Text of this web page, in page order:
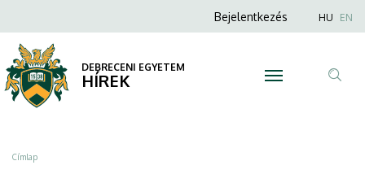
párbeszéd
a
zöldebb
városokért
a
tartalomra
Anonim
menüje
Bejelentkezés HU EN
DEBRECENI EGYETEM
HÍREK
Morzsa
Címlap